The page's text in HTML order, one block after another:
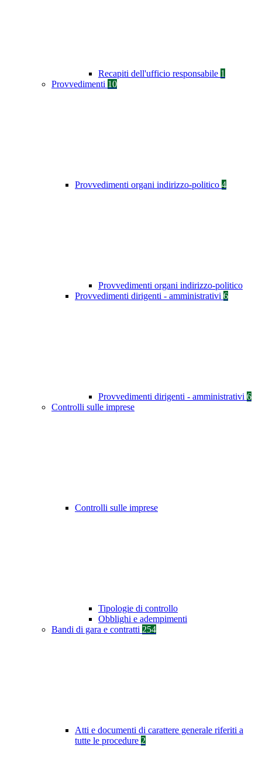
Recapiti dell'ufficio responsabile 1
Provvedimenti 10
Provvedimenti organi indirizzo-politico 4
Provvedimenti organi indirizzo-politico
Provvedimenti dirigenti - amministrativi 6
Provvedimenti dirigenti - amministrativi 6
Controlli sulle imprese
Controlli sulle imprese
Tipologie di controllo
Obblighi e adempimenti
Bandi di gara e contratti 254
Atti e documenti di carattere generale riferiti a
tutte le procedure 2